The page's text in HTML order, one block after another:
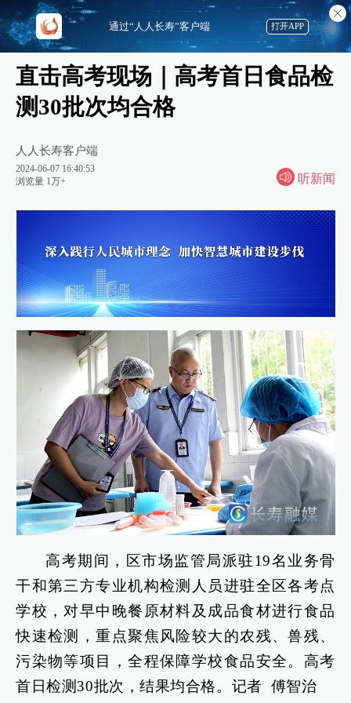
直击高考现场｜高考首日食品检
测30批次均合格
人人长寿客户端
2024-06-07 16:40:53
浏览量 1万+
听新闻
高考期间，区市场监管局派驻19名业务骨
干和第三方专业机构检测人员进驻全区各考点
学校，对早中晚餐原材料及成品食材进行食品
快速检测，重点聚焦风险较大的农残、兽残、
污染物等项目，全程保障学校食品安全。高考
首日检测30批次，结果均合格。记者 傅智治
通过“人人长寿”客户端 打开APP